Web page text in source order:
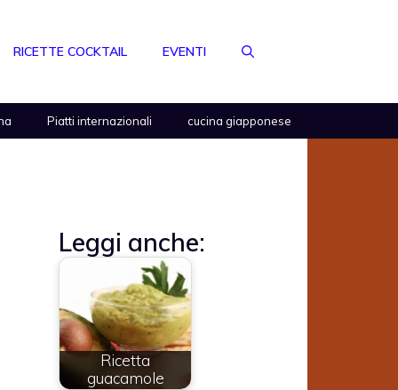
RICETTE COCKTAIL EVENTI
Piatti internazionali cucina giapponese
Leggi anche:
Ricetta
guacamole